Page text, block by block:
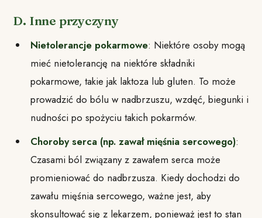
D. Inne przyczyny
Nietolerancje pokarmowe: Niektóre osoby mogą
mieć nietolerancję na niektóre składniki
pokarmowe, takie jak laktoza lub gluten. To może
prowadzić do bólu w nadbrzuszu, wzdęć, biegunki i
nudności po spożyciu takich pokarmów.
Choroby serca (np. zawał mięśnia sercowego):
Czasami ból związany z zawałem serca może
promieniować do nadbrzusza. Kiedy dochodzi do
zawału mięśnia sercowego, ważne jest, aby
skonsultować się z lekarzem, ponieważ jest to stan